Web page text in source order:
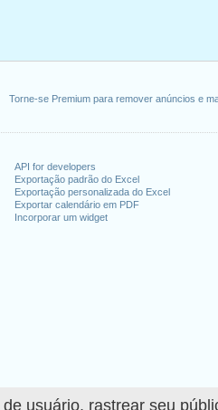
usuário, rastrear seu
Torne-se Premium para remover anúncios e
API for developers
Exportação padrão do Excel
Exportação personalizada do Excel
Exportar calendário em PDF
Incorporar um widget